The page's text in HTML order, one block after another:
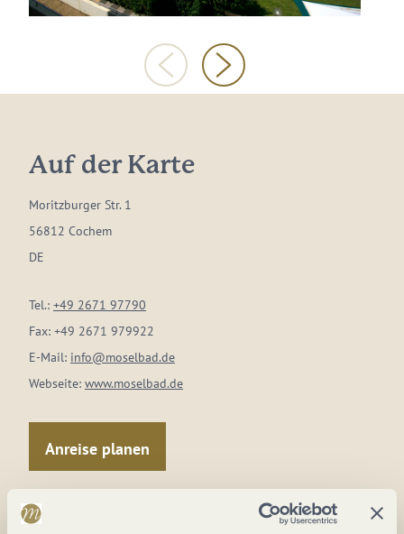
Auf der Karte
Moritzburger Str. 1
56812 Cochem
DE
Tel.: +49 2671 97790
Fax: +49 2671 979922
E-Mail: info@moselbad.de
Webseite: www.moselbad.de
Anreise planen